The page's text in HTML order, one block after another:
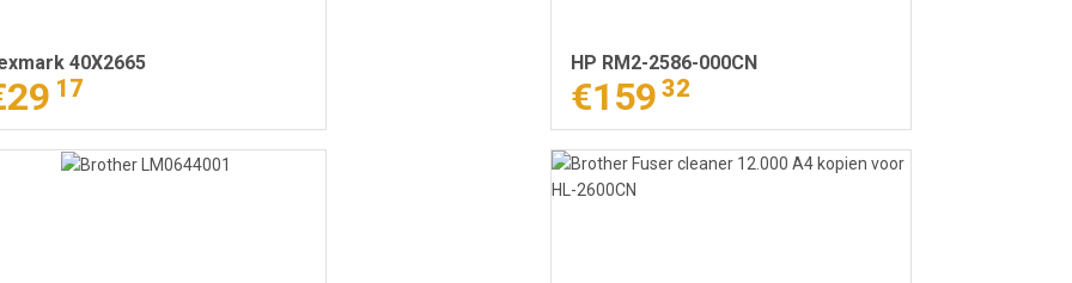
40X2665
17
HP RM2-2586-000CN
€159 32